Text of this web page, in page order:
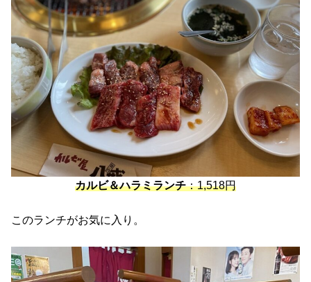
カルビ＆ハラミランチ：1,518円
このランチがお気に入り。